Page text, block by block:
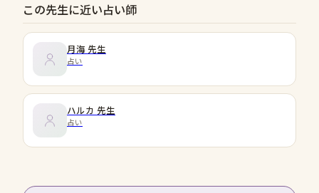
この先生に近い占い師
月海 先生
占い
ハルカ 先生
占い